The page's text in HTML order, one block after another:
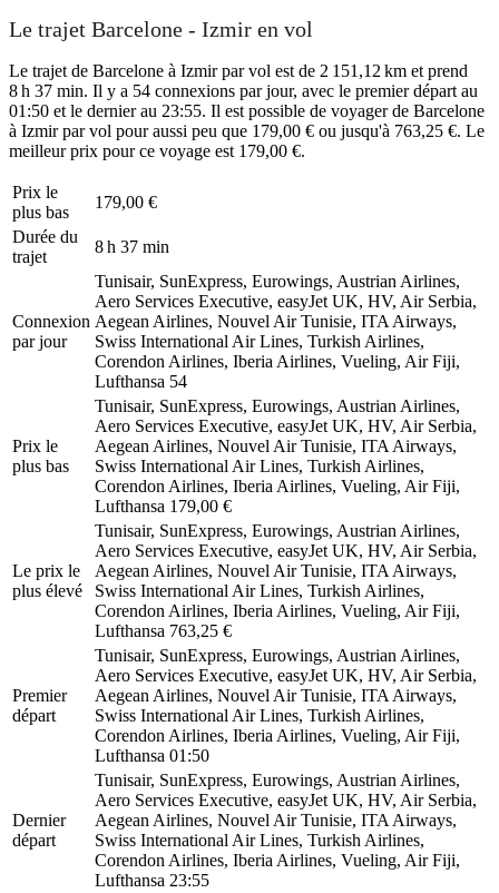
Le trajet Barcelone - Izmir en vol
Le trajet de Barcelone à Izmir par vol est de 2 151,12 km et prend
8 h 37 min. Il y a 54 connexions par jour, avec le premier départ au
01:50 et le dernier au 23:55. Il est possible de voyager de Barcelone
à Izmir par vol pour aussi peu que 179,00 € ou jusqu'à 763,25 €. Le
meilleur prix pour ce voyage est 179,00 €.
Prix ​​le
plus bas
179,00 €
Durée du
trajet
8 h 37 min
Connexion
par jour
Tunisair, SunExpress, Eurowings, Austrian Airlines,
Aero Services Executive, easyJet UK, HV, Air Serbia,
Aegean Airlines, Nouvel Air Tunisie, ITA Airways,
Swiss International Air Lines, Turkish Airlines,
Corendon Airlines, Iberia Airlines, Vueling, Air Fiji,
Lufthansa 54
Prix ​​le
plus bas
Tunisair, SunExpress, Eurowings, Austrian Airlines,
Aero Services Executive, easyJet UK, HV, Air Serbia,
Aegean Airlines, Nouvel Air Tunisie, ITA Airways,
Swiss International Air Lines, Turkish Airlines,
Corendon Airlines, Iberia Airlines, Vueling, Air Fiji,
Lufthansa 179,00 €
Le prix le
plus élevé
Tunisair, SunExpress, Eurowings, Austrian Airlines,
Aero Services Executive, easyJet UK, HV, Air Serbia,
Aegean Airlines, Nouvel Air Tunisie, ITA Airways,
Swiss International Air Lines, Turkish Airlines,
Corendon Airlines, Iberia Airlines, Vueling, Air Fiji,
Lufthansa 763,25 €
Premier
départ
Tunisair, SunExpress, Eurowings, Austrian Airlines,
Aero Services Executive, easyJet UK, HV, Air Serbia,
Aegean Airlines, Nouvel Air Tunisie, ITA Airways,
Swiss International Air Lines, Turkish Airlines,
Corendon Airlines, Iberia Airlines, Vueling, Air Fiji,
Lufthansa 01:50
Dernier
départ
Tunisair, SunExpress, Eurowings, Austrian Airlines,
Aero Services Executive, easyJet UK, HV, Air Serbia,
Aegean Airlines, Nouvel Air Tunisie, ITA Airways,
Swiss International Air Lines, Turkish Airlines,
Corendon Airlines, Iberia Airlines, Vueling, Air Fiji,
Lufthansa 23:55